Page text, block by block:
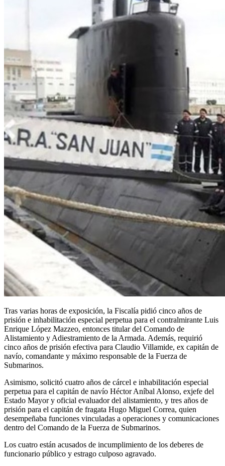
Tras varias horas de exposición, la Fiscalía pidió cinco años de
prisión e inhabilitación especial perpetua para el contralmirante Luis
Enrique López Mazzeo, entonces titular del Comando de
Alistamiento y Adiestramiento de la Armada. Además, requirió
cinco años de prisión efectiva para Claudio Villamide, ex capitán de
navío, comandante y máximo responsable de la Fuerza de
Submarinos.
Asimismo, solicitó cuatro años de cárcel e inhabilitación especial
perpetua para el capitán de navío Héctor Aníbal Alonso, exjefe del
Estado Mayor y oficial evaluador del alistamiento, y tres años de
prisión para el capitán de fragata Hugo Miguel Correa, quien
desempeñaba funciones vinculadas a operaciones y comunicaciones
dentro del Comando de la Fuerza de Submarinos.
Los cuatro están acusados de incumplimiento de los deberes de
funcionario público y estrago culposo agravado.